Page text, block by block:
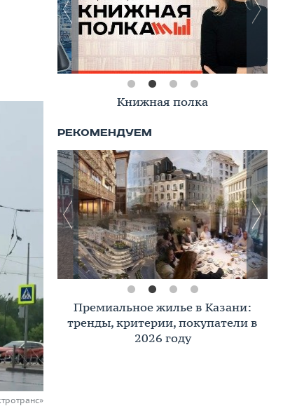
Книжная полка
Премиальное жилье в Казани:
тренды, критерии, покупатели в
2026 году